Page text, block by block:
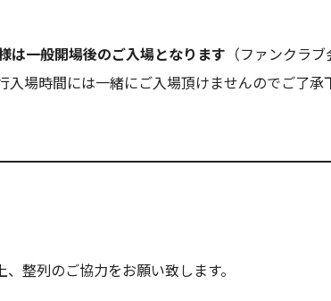
一般開場後のご入場となります （ファンクラブ
場時間には一緒にご入場頂けませんのでご了承
整列のご協力をお願い致します。